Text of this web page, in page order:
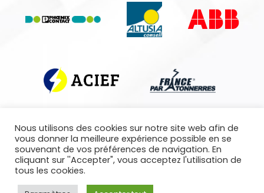
A.P.F - C/O M.Koutmatzoff - 160 Rue de Bagnolet
75020 Paris - France
© Réalisé par Com & Net-Infos légales
Nous utilisons des cookies sur notre site web afin de
vous donner la meilleure expérience possible en se
souvenant de vos préférences de navigation. En
cliquant sur ''Accepter", vous acceptez l'utilisation de
tous les cookies.